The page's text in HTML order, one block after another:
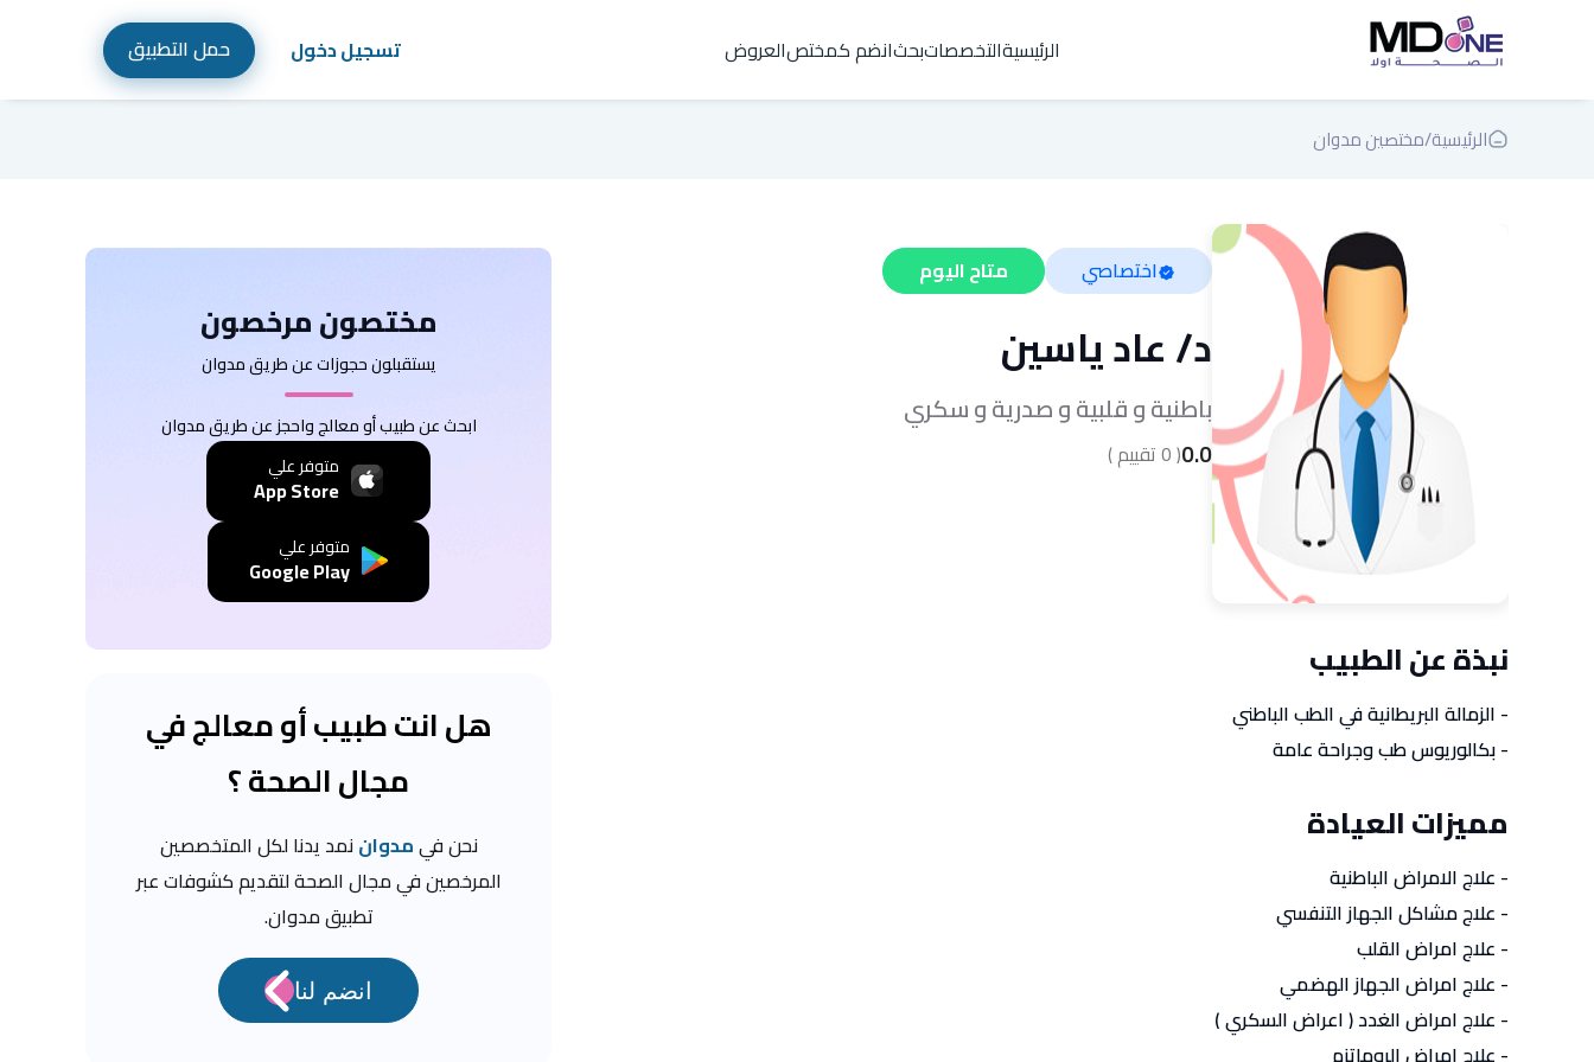
الرئيسيةالتخصصاتبحثانضم كمختصالعروض تسجيل دخول حمل التطبيق
الرئيسية/مختصين مدوان
اختصاصي متاح اليوم
د/عاد ياسين
باطنية و قلبية و صدرية و سكري
0.0
(
0تقييم )
نبذة عن الطبيب
- الزمالة البريطانية في الطب الباطني
- بكالوريوس طب وجراحة عامة
مميزات العيادة
- علاج الامراض الباطنية
- علاج مشاكل الجهاز التنفسي
- علاج امراض القلب
- علاج امراض الجهاز الهضمي
- علاج امراض الغدد ( اعراض السكري )
- علاج امراض الروماتزم
مختصون مرخصون
يستقبلون حجوزات عن طريق مدوان
ابحث عن طبيب أو معالج واحجز عن طريق مدوان
متوفر علي
App Store
متوفر علي
Google Play
هل انت طبيب أو معالج في
مجال الصحة ؟
نحن فيمدوان نمد يدنا لكل المتخصصين
المرخصين في مجال الصحة لتقديم كشوفات عبر
تطبيق مدوان.
انضم لنا